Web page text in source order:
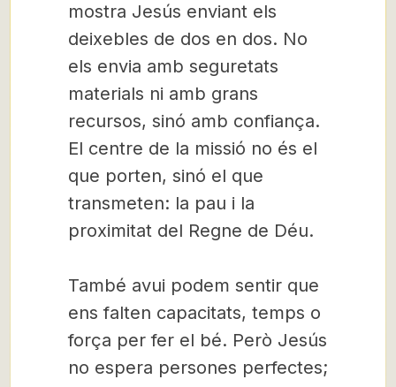
mostra Jesús enviant els
deixebles de dos en dos. No
els envia amb seguretats
materials ni amb grans
recursos, sinó amb confiança.
El centre de la missió no és el
que porten, sinó el que
transmeten: la pau i la
proximitat del Regne de Déu.
També avui podem sentir que
ens falten capacitats, temps o
força per fer el bé. Però Jesús
no espera persones perfectes;